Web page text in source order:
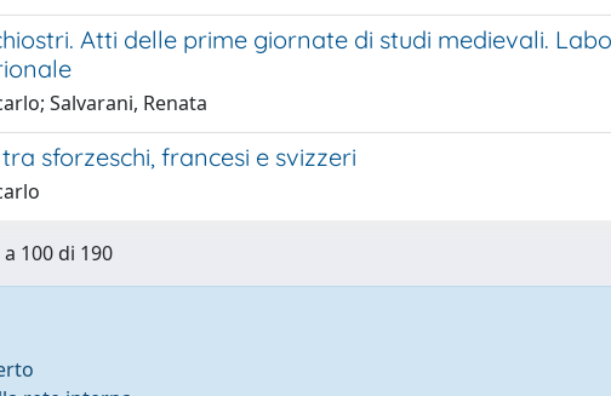
Atti delle prime giornate di studi medievali.
Salvarani, Renata
sforzeschi, francesi e svizzeri
100 di 190